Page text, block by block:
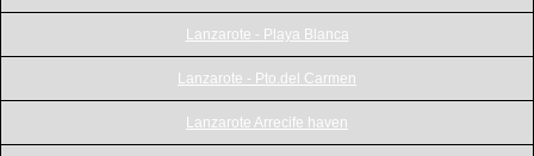
Lanzarote - Playa Blanca
Lanzarote - Pto.del Carmen
Lanzarote Arrecife haven